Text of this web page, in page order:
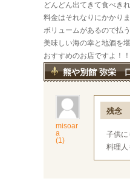
どんどん出てきて食べき
料金はそれなりにかかり
ボリュームがあるので払
美味しい海の幸と地酒を
おすすめのお店ですよ！！
熊や別館 弥栄
misoar
a
(1)
残念
子供に
料理人